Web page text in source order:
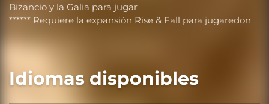
Bizancio y la Galia para jugar
****** Requiere la expansión Rise & Fall para jugaredon
Idiomas disponibles